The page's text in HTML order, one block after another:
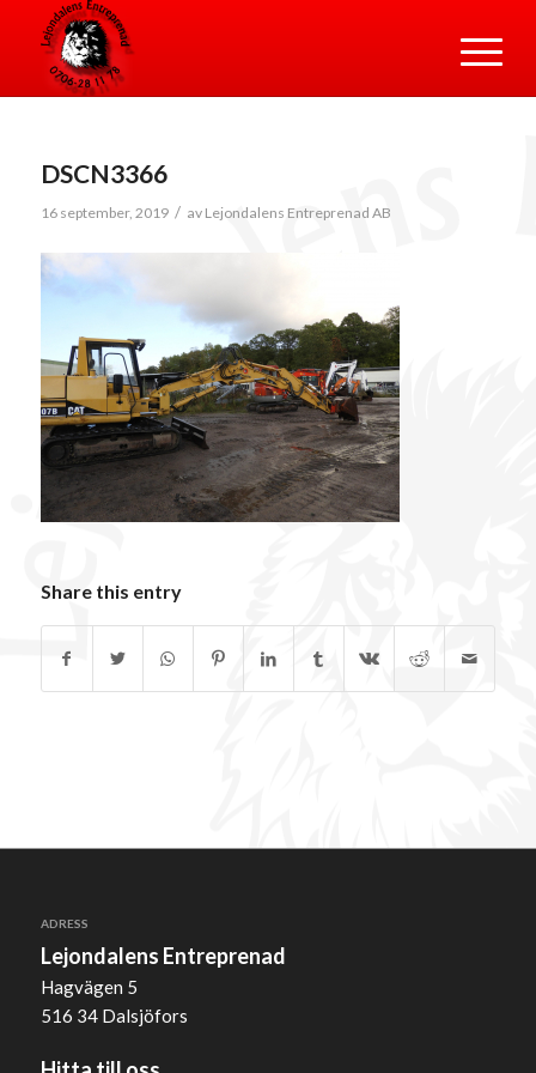
DSCN3366
16 september, 2019 / av Lejondalens Entreprenad AB
Share this entry
ADRESS
Lejondalens Entreprenad
Hagvägen 5
516 34 Dalsjöfors